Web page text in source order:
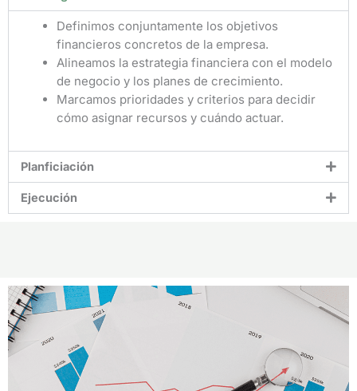
Definimos conjuntamente los objetivos
financieros concretos de la empresa.
Alineamos la estrategia financiera con el modelo
de negocio y los planes de crecimiento.
Marcamos prioridades y criterios para decidir
cómo asignar recursos y cuándo actuar.
Planficiación
Ejecución